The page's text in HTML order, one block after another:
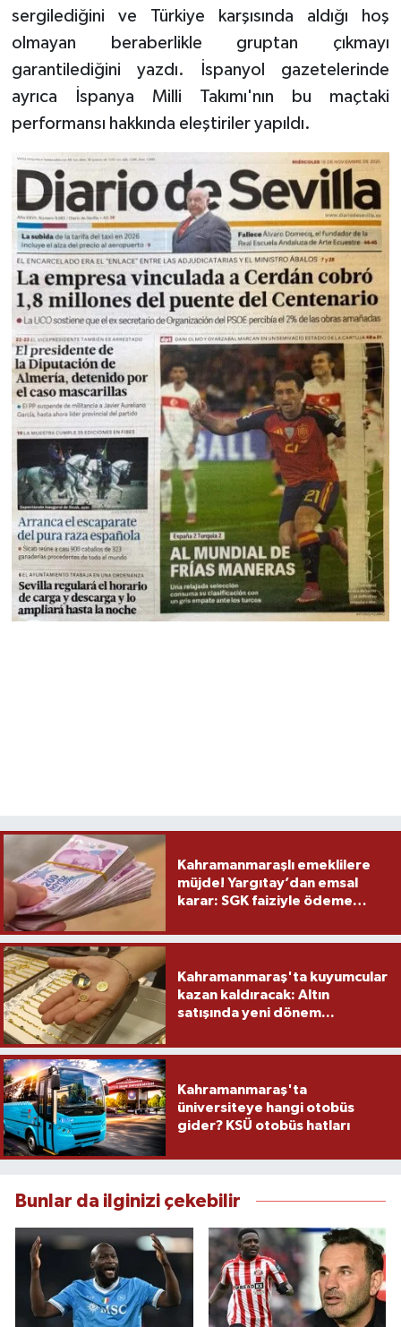
sergilediğini ve Türkiye karşısında aldığı hoş
olmayan beraberlikle gruptan çıkmayı
garantilediğini yazdı. İspanyol gazetelerinde
ayrıca İspanya Milli Takımı'nın bu maçtaki
performansı hakkında eleştiriler yapıldı.
Kahramanmaraşlı emeklilere
müjde! Yargıtay’dan emsal
karar: SGK faiziyle ödeme
Kahramanmaraş'ta kuyumcular
kazan kaldıracak: Altın
satışında yeni dönem...
Kahramanmaraş'ta
üniversiteye hangi otobüs
gider? KSÜ otobüs hatları
Bunlar da ilginizi çekebilir